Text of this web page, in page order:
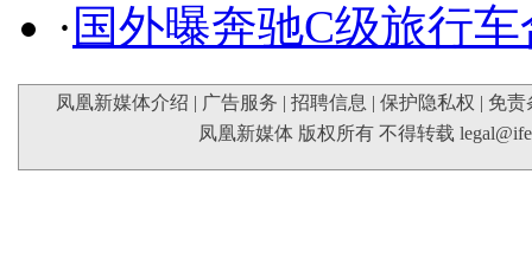
· 国外曝奔驰C级旅行
凤凰新媒体介绍 | 广告服务 | 招聘信息 | 保护隐私权 | 免责
凤凰新媒体 版权所有 不得转载